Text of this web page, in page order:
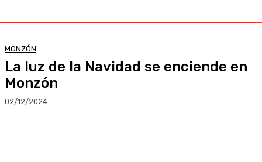
MONZÓN
La luz de la Navidad se enciende en
Monzón
02/12/2024